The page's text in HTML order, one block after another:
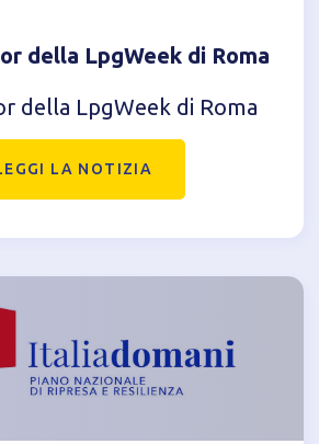
della LpgWeek di Roma
della LpgWeek di Roma
LA NOTIZIA
di cookie tecnici (obbligatori per